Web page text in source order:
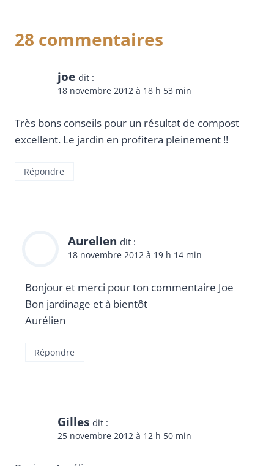
28 commentaires
joe dit :
18 novembre 2012 à 18 h 53 min
Très bons conseils pour un résultat de compost
excellent. Le jardin en profitera pleinement !!
Répondre
Aurelien dit :
18 novembre 2012 à 19 h 14 min
Bonjour et merci pour ton commentaire Joe
Bon jardinage et à bientôt
Aurélien
Répondre
Gilles dit :
25 novembre 2012 à 12 h 50 min